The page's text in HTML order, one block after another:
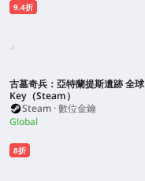
9.4折
古墓奇兵：亞特蘭提斯遺跡 全球
Key（Steam）
Steam · 數位金鑰
Global
8折